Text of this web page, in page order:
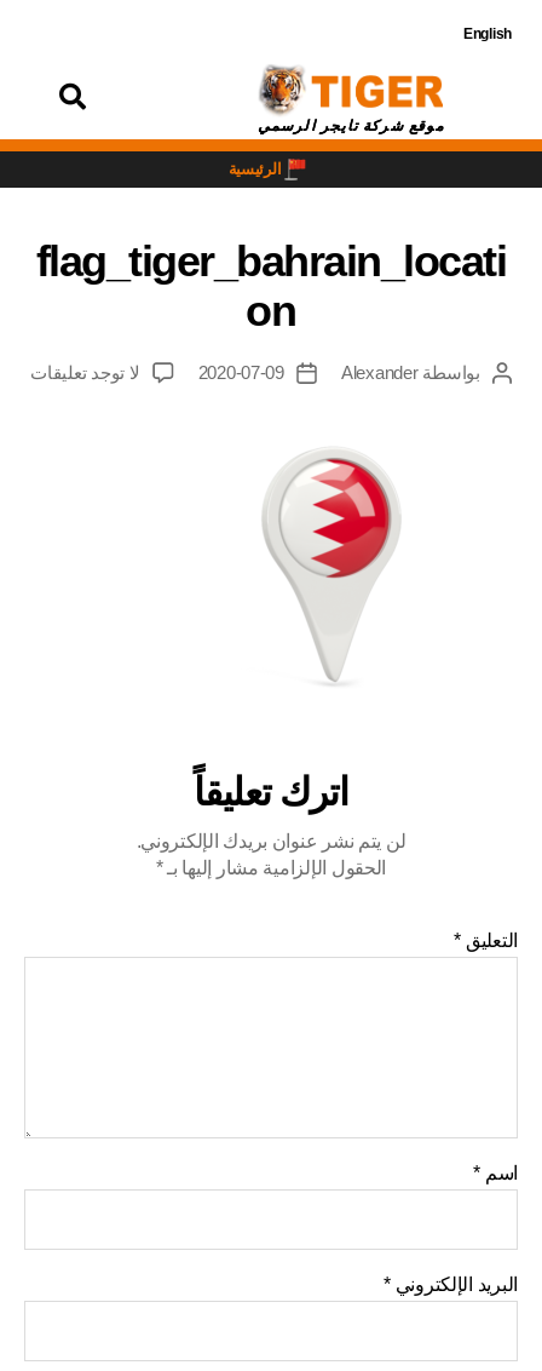
English
موقع شركة تايجر الرسمي
الرئيسية
flag_tiger_bahrain_locati
on
بواسطةAlexander
2020-07-09 لا توجد تعليقات
اترك تعليقاً
لن يتم نشر عنوان بريدك الإلكتروني.
الحقول الإلزامية مشار إليها بـ*
التعليق *
اسم *
البريد الإلكتروني*